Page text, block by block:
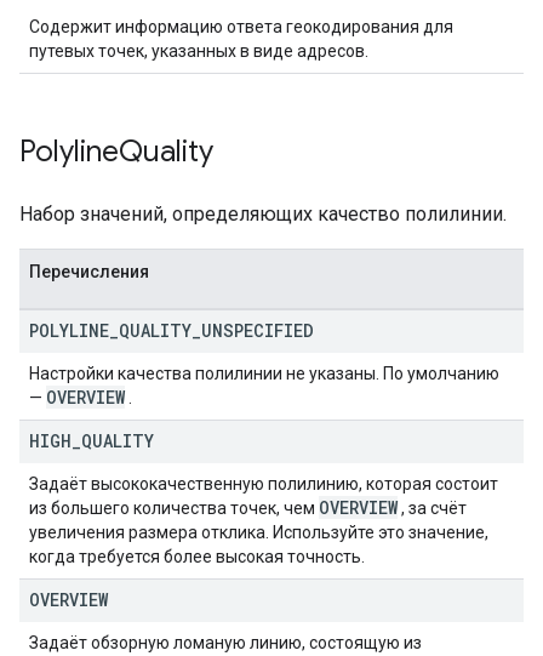
Содержит информацию ответа геокодирования для
путевых точек, указанных в виде адресов.
PolylineQuality
Набор значений, определяющих качество полилинии.
Перечисления
POLYLINE QUALITY UNSPECIFIED
Настройки качества полилинии не указаны. По умолчанию
— OVERVIEW.
HIGH QUALITY
Задаёт высококачественную полилинию, которая состоит
из большего количества точек, чем OVERVIEW, за счёт
увеличения размера отклика. Используйте это значение,
когда требуется более высокая точность.
OVERVIEW
Задаёт обзорную ломаную линию, состоящую из